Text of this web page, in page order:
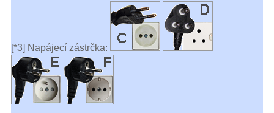
[*3] Napájecí zástrčka: